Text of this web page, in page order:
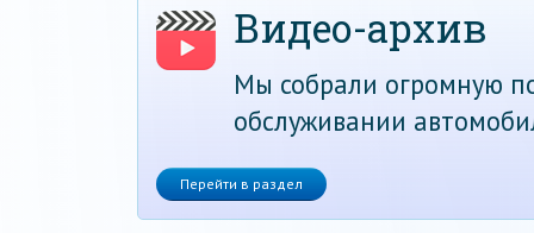
Видео-архив
Мы собрали огромную
обслуживании
Перейти в раздел